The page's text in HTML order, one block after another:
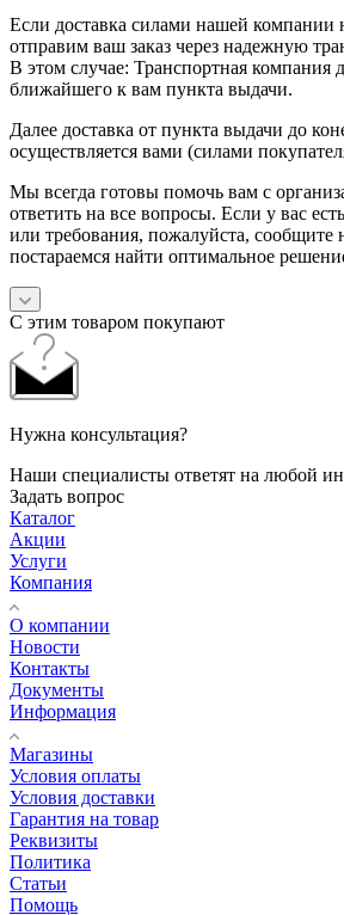
Если доставка силами нашей
отправим ваш заказ через надежную
В этом случае: Транспортная компания
ближайшего к вам пункта выдачи.
Далее доставка от пункта выдачи до
осуществляется вами (силами
Мы всегда готовы помочь вам с
ответить на все вопросы. Если у вас
или требования, пожалуйста,
постараемся найти оптимальное
С этим товаром покупают
Нужна консультация?
Наши специалисты ответят на любой
Задать вопрос
Каталог
Акции
Услуги
Компания
О компании
Новости
Контакты
Документы
Информация
Магазины
Условия оплаты
Условия доставки
Гарантия на товар
Реквизиты
Политика
Статьи
Помощь